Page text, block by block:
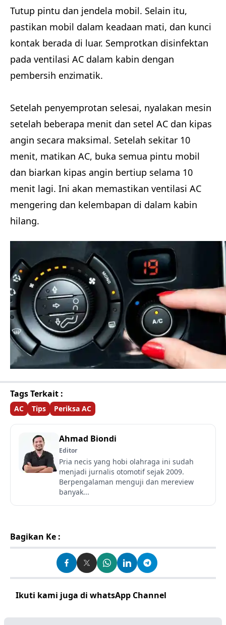
Tutup pintu dan jendela mobil. Selain itu,
pastikan mobil dalam keadaan mati, dan kunci
kontak berada di luar. Semprotkan disinfektan
pada ventilasi AC dalam kabin dengan
pembersih enzimatik.
Setelah penyemprotan selesai, nyalakan mesin
setelah beberapa menit dan setel AC dan kipas
angin secara maksimal. Setelah sekitar 10
menit, matikan AC, buka semua pintu mobil
dan biarkan kipas angin bertiup selama 10
menit lagi. Ini akan memastikan ventilasi AC
mengering dan kelembapan di dalam kabin
hilang.
Tags Terkait :
AC Tips Periksa AC
Ahmad Biondi
Editor
Pria necis yang hobi olahraga ini sudah
menjadi jurnalis otomotif sejak 2009.
Berpengalaman menguji dan mereview
banyak...
Bagikan Ke :
Ikuti kami juga di whatsApp Channel